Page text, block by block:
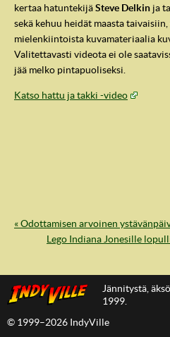
IndyVille
kertaa hatuntekijäSteve Delkin ja
sekä kehuu heidät maasta
mielenkiintoista kuvamateriaalia
Valitettavasti videota ei ole
jää melko pintapuoliseksi.
Katso hattu ja takki -video
« Odottamisen arvoinen
Lego Indiana Jonesille
Jännitystä,
1999.
© 1999–2026 IndyVille